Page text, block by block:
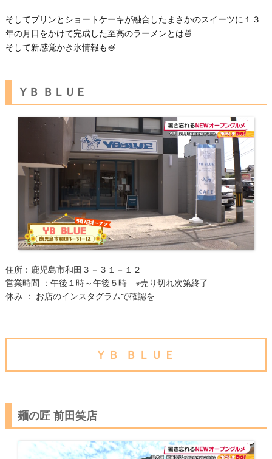
そしてプリンとショートケーキが融合したまさかのスイーツに１３
年の月日をかけて完成した至高のラーメンとは🍜
そして新感覚かき氷情報も🍧
ＹＢ ＢＬＵＥ
住所：鹿児島市和田３－３１－１２
営業時間 ：午後１時～午後５時 ※売り切れ次第終了
休み ： お店のインスタグラムで確認を
ＹＢ ＢＬＵＥ
麺の匠 前田笑店